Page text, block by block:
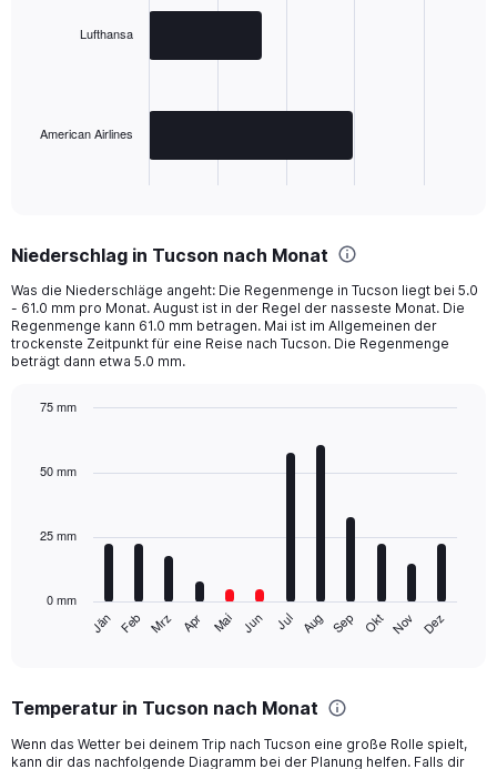
has
Range:
2
categories.
The
chart
has
Y
values.
to
Lufthansa
American Airlines
Niederschlag in Tucson nach Monat
Was die Niederschläge angeht: Die Regenmenge in Tucson liegt bei 5.0
- 61.0 mm pro Monat. August ist in der Regel der nasseste Monat. Die
Regenmenge kann 61.0 mm betragen. Mai ist im Allgemeinen der
trockenste Zeitpunkt für eine Reise nach Tucson. Die Regenmenge
beträgt dann etwa 5.0 mm.
with
The
Range:
categories.
Jän Feb Mrz Apr Mai Jun Jul Aug Sep Okt Nov Dez
0 mm
25 mm
50 mm
75 mm
Temperatur in Tucson nach Monat
Wenn das Wetter bei deinem Trip nach Tucson eine große Rolle spielt,
kann dir das nachfolgende Diagramm bei der Planung helfen. Falls dir